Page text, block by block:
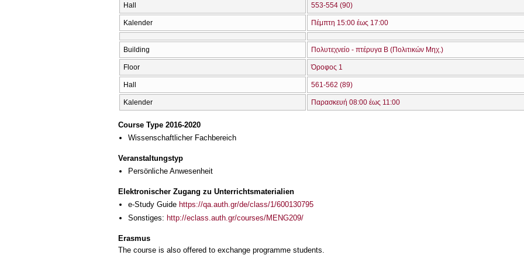
Hall 553-554 (90)
Kalender Πέμπτη 15:00 έως 17:00
Building Πολυτεχνείο - πτέρυγα Β (Πολιτικών Μηχ.)
Floor Όροφος 1
Hall 561-562 (89)
Kalender Παρασκευή 08:00 έως 11:00
Course Type 2016-2020
Wissenschaftlicher Fachbereich
Veranstaltungstyp
Persönliche Anwesenheit
Elektronischer Zugang zu Unterrichtsmaterialien
e-Study Guide https://qa.auth.gr/de/class/1/600130795
Sonstiges: http://eclass.auth.gr/courses/MENG209/
Erasmus
The course is also offered to exchange programme students.